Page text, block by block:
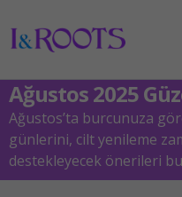
Ağustos 2025
Ağustos’ta burcunuza
günlerini, cilt yenileme
destekleyecek önerileri